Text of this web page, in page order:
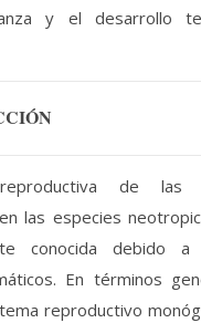
y el desarrollo
de las
las especies
conocida debido
En términos
reproductivo